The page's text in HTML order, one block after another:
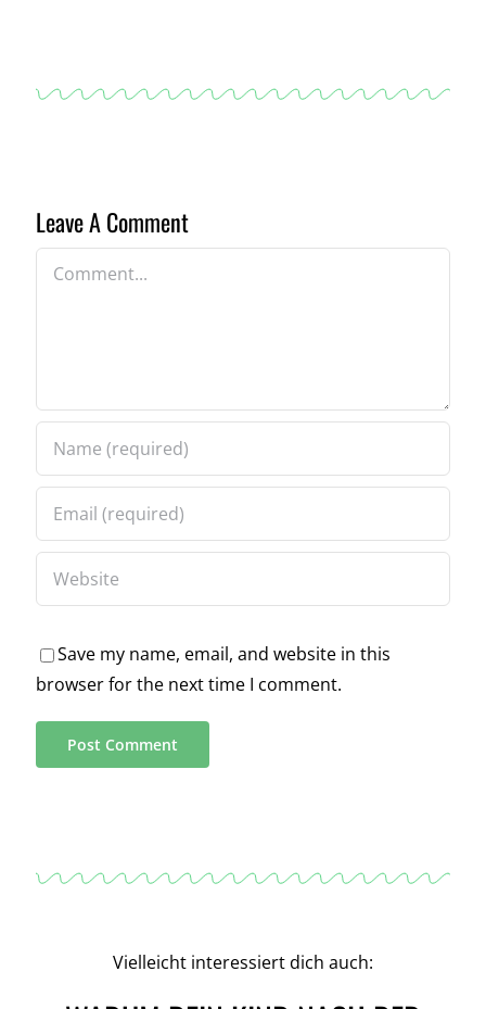
Leave A Comment
Comment
Save my name, email, and website in this
browser for the next time I comment.
Vielleicht interessiert dich auch: